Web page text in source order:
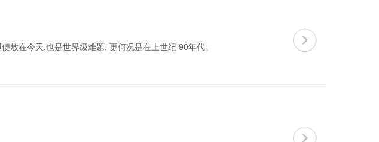
放在今天,也是世界级难题, 更何况是在上世纪 90年代。